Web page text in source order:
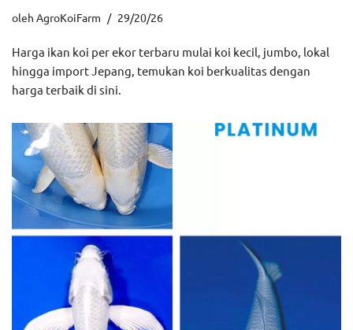
oleh AgroKoiFarm 29/20/26
Harga ikan koi per ekor terbaru mulai koi kecil, jumbo, lokal
hingga import Jepang, temukan koi berkualitas dengan
harga terbaik di sini.